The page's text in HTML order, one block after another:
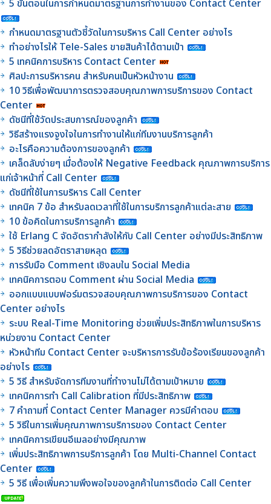
5 ขั้นตอนในการกำหนดมาตรฐานการทำงานของ Contact Center
กำหนดมาตรฐานตัวชี้วัดในการบริหาร Call Center อย่างไร
ทำอย่างไรให้ Tele-Sales ขายสินค้าได้ตามเป้า
5 เทคนิคการบริหาร Contact Center
ศิลปะการบริหารคน สำหรับคนเป็นหัวหน้างาน
10 วิธีเพื่อพัฒนาการตรวจสอบคุณภาพการบริการของ Contact
Center
ดัชนีที่ใช้วัดประสบการณ์ของลูกค้า
วิธีสร้างแรงจูงใจในการทำงานให้แก่ทีมงานบริการลูกค้า
อะไรคือความต้องการของลูกค้า
เคล็ดลับง่ายๆ เมื่อต้องให้ Negative Feedback คุณภาพการบริการ
แก่เจ้าหน้าที่ Call Center
ดัชนีที่ใช้ในการบริหาร Call Center
เทคนิค 7 ข้อ สำหรับลดเวลาที่ใช้ในการบริการลูกค้าแต่ละสาย
10 ข้อคิดในการบริการลูกค้า
ใช้ Erlang C จัดอัตรากำลังให้กับ Call Center อย่างมีประสิทธิภาพ
5 วิธีช่วยลดอัตราสายหลุด
การรับมือ Comment เชิงลบใน Social Media
เทคนิคการตอบ Comment ผ่าน Social Media
ออกแบบแบบฟอร์มตรวจสอบคุณภาพการบริการของ Contact
Center อย่างไร
ระบบ Real-Time Monitoring ช่วยเพิ่มประสิทธิภาพในการบริหาร
หน่วยงาน Contact Center
หัวหน้าทีม Contact Center จะบริหารการรับข้อร้องเรียนของลูกค้า
อย่างไร
5 วิธี สำหรับจัดการทีมงานที่ทำงานไม่ได้ตามเป้าหมาย
เทคนิคการทำ Call Calibration ที่มีประสิทธิภาพ
7 คำถามที่ Contact Center Manager ควรมีคำตอบ
5 วิธีในการเพิ่มคุณภาพการบริการของ Contact Center
เทคนิคการเขียนอีเมลอย่างมีคุณภาพ
เพิ่มประสิทธิภาพการบริการลูกค้า โดย Multi-Channel Contact
Center
5 วิธี เพื่อเพิ่มความพึงพอใจของลูกค้าในการติดต่อ Call Center